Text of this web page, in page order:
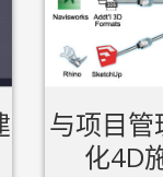
与项目
化4D